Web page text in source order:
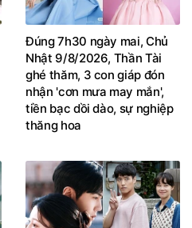
Đúng 7h30 ngày mai, Chủ
Nhật 9/8/2026, Thần Tài
ghé thăm, 3 con giáp đón
nhận 'cơn mưa may mắn',
tiền bạc dồi dào, sự nghiệp
thăng hoa